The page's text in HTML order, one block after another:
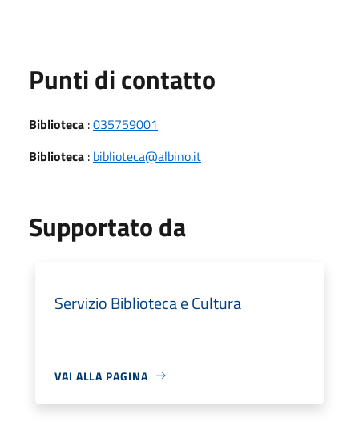
Punti di contatto
Biblioteca :035759001
Biblioteca : biblioteca@albino.it
Supportato da
Servizio Biblioteca e Cultura
VAI ALLA PAGINA